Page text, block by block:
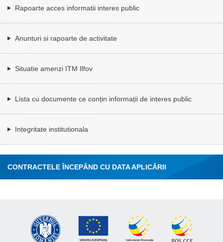
Rapoarte acces informatii interes public
Anunturi si rapoarte de activitate
Situatie amenzi ITM Ilfov
Lista cu documente ce conțin informații de interes public
Integritate institutionala
CONTRACTELE ÎNCEPÂND CU DATA APLICĂRII